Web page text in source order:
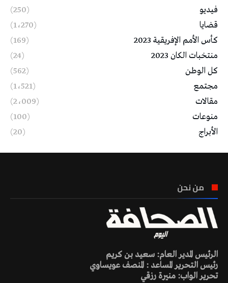
فيديو
(250)
قضايا
(1٬270)
كأس الأمم الإفريقية 2023
(169)
منتخبات الكان 2023
(24)
كل الوطن
(562)
مجتمع
(1٬521)
مقالات
(2٬009)
منوعات
(100)
الأبراج
(20)
من نحن
الرئيس المدير العام: سعيد بن كريم
رئيس التحرير المساعد : المنصف عويساوي
تحرير الواب: منيرة رزقي